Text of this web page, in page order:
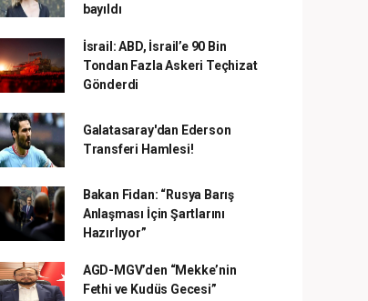
bayıldı
İsrail: ABD, İsrail’e 90 Bin
Tondan Fazla Askeri Teçhizat
Gönderdi
Galatasaray'dan Ederson
Transferi Hamlesi!
Bakan Fidan: “Rusya Barış
Anlaşması İçin Şartlarını
Hazırlıyor”
AGD-MGV’den “Mekke’nin
Fethi ve Kudüs Gecesi”